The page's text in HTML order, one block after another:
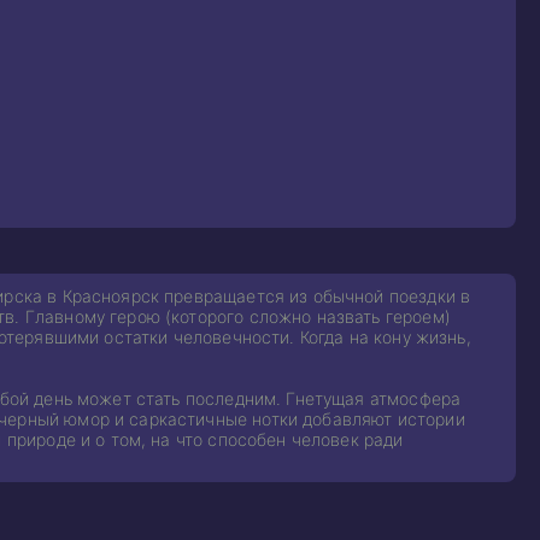
в Красноярск превращается из обычной поездки в
Главному герою (которого сложно назвать героем)
остатки человечности. Когда на кону жизнь,
день может стать последним. Гнетущая атмосфера
юмор и саркастичные нотки добавляют истории
и о том, на что способен человек ради